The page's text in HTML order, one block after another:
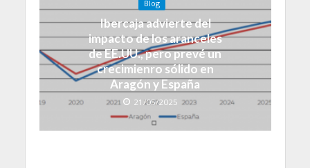
Blog
Ibercaja advierte del
impacto de los aranceles
de EE.UU., pero prevé un
crecimienro sólido en
Aragón y España
21/05/2025